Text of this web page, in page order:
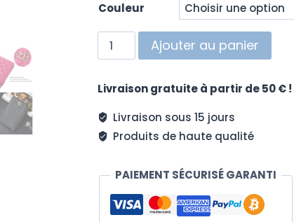
Couleur
quantité
de
à
ROYAL
de
pour
iPad
Ajouter au panier
Livraison gratuite à partir de 50 € !
Livraison sous 15 jours
Produits de haute qualité
PAIEMENT SÉCURISÉ GARANTI